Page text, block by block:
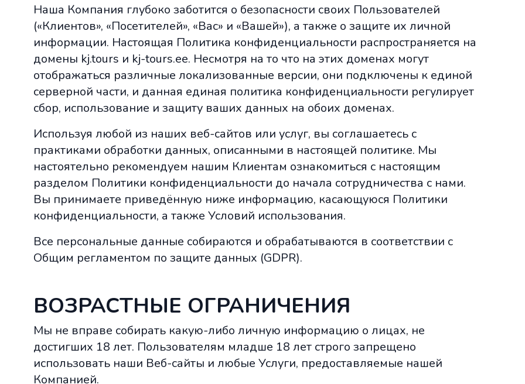
Наша Компания глубоко заботится о безопасности своих Пользователей
(«Клиентов», «Посетителей», «Вас» и «Вашей»), а также о защите их личной
информации. Настоящая Политика конфиденциальности распространяется на
домены kj.tours и kj-tours.ee. Несмотря на то что на этих доменах могут
отображаться различные локализованные версии, они подключены к единой
серверной части, и данная единая политика конфиденциальности регулирует
сбор, использование и защиту ваших данных на обоих доменах.
Используя любой из наших веб-сайтов или услуг, вы соглашаетесь с
практиками обработки данных, описанными в настоящей политике. Мы
настоятельно рекомендуем нашим Клиентам ознакомиться с настоящим
разделом Политики конфиденциальности до начала сотрудничества с нами.
Вы принимаете приведённую ниже информацию, касающуюся Политики
конфиденциальности, а также Условий использования.
Все персональные данные собираются и обрабатываются в соответствии с
Общим регламентом по защите данных (GDPR).
ВОЗРАСТНЫЕ ОГРАНИЧЕНИЯ
Мы не вправе собирать какую-либо личную информацию о лицах, не
достигших 18 лет. Пользователям младше 18 лет строго запрещено
использовать наши Веб-сайты и любые Услуги, предоставляемые нашей
Компанией.